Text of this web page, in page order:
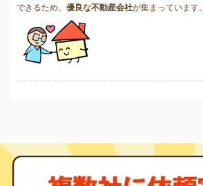
できるため、 優良な不動産会社が集まっています。